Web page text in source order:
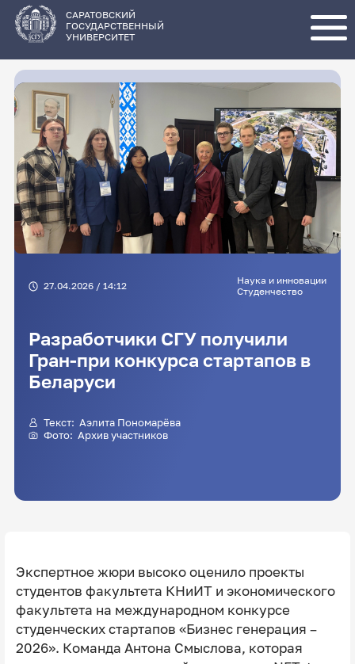
основному
содержанию
САРАТОВСКИЙ
ГОСУДАРСТВЕННЫЙ
УНИВЕРСИТЕТ
27.04.2026 / 14:12
Наука и инновации
Студенчество
Разработчики СГУ получили
Гран-при конкурса стартапов в
Беларуси
Текст: Аэлита Пономарёва
Фото: Архив участников
Экспертное жюри высоко оценило проекты
студентов факультета КНиИТ и экономического
факультета на международном конкурсе
студенческих стартапов «Бизнес генерация –
2026». Команда Антона Смыслова, которая